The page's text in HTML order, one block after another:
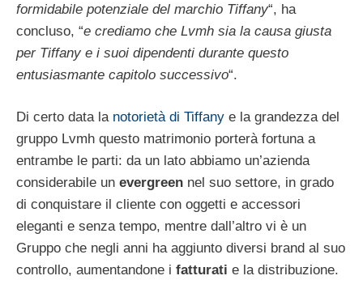
formidabile potenziale del marchio Tiffany“, ha
concluso, “e crediamo che Lvmh sia la causa giusta
per Tiffany e i suoi dipendenti durante questo
entusiasmante capitolo successivo“.
Di certo data la notorietà di Tiffany e la grandezza del
gruppo Lvmh questo matrimonio porterà fortuna a
entrambe le parti: da un lato abbiamo un’azienda
considerabile un evergreen nel suo settore, in grado
di conquistare il cliente con oggetti e accessori
eleganti e senza tempo, mentre dall’altro vi è un
Gruppo che negli anni ha aggiunto diversi brand al suo
controllo, aumentandone i fatturati e la distribuzione.